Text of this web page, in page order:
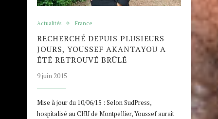
Actualités France
RECHERCHÉ DEPUIS PLUSIEURS
JOURS, YOUSSEF AKANTAYOU A
ÉTÉ RETROUVÉ BRÛLÉ
9 juin 2015
Mise à jour du 10/06/15 : Selon SudPress,
hospitalisé au CHU de Montpellier, Youssef aurait